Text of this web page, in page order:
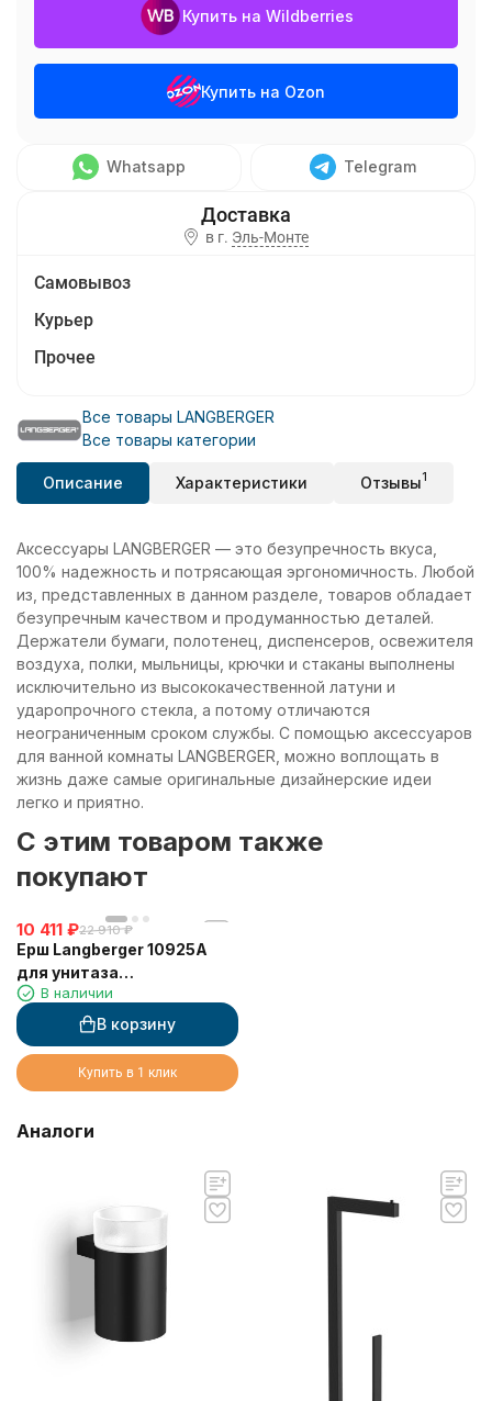
Купить на Wildberries
Купить на Ozon
Whatsapp Telegram
в г. Эль-Монте
Самовывоз
Курьер
Прочее
Все товары LANGBERGER
Все товары категории
Описание Характеристики Отзывы1
Аксессуары LANGBERGER — это безупречность вкуса,
100% надежность и потрясающая эргономичность. Любой
из, представленных в данном разделе, товаров обладает
безупречным качеством и продуманностью деталей.
Держатели бумаги, полотенец, диспенсеров, освежителя
воздуха, полки, мыльницы, крючки и стаканы выполнены
исключительно из высококачественной латуни и
ударопрочного стекла, а потому отличаются
неограниченным сроком службы. С помощью аксессуаров
для ванной комнаты LANGBERGER, можно воплощать в
жизнь даже самые оригинальные дизайнерские идеи
легко и приятно.
C этим товаром также
покупают
10 411 ₽22 910 ₽
Ерш Langberger 10925A
для унитаза
керамический к стене
круглый
В наличии
В корзину
Купить в 1 клик
Аналоги